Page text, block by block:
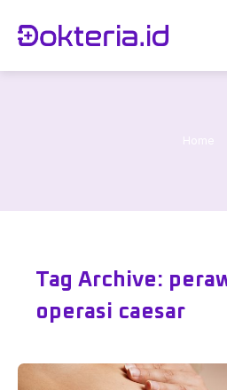
Home
Tag Archive:
operasi caesar